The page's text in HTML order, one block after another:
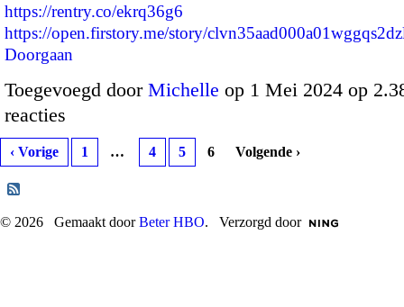
https://rentry.co/ekrq36g6
https://open.firstory.me/story/
Doorgaan
Toegevoegd door Michelle op 1 Mei 2024 op
reacties
‹ Vorige 1 … 4 5 6 Volgende ›
© 2026 Gemaakt doorBeter HBO. Verzorgd door